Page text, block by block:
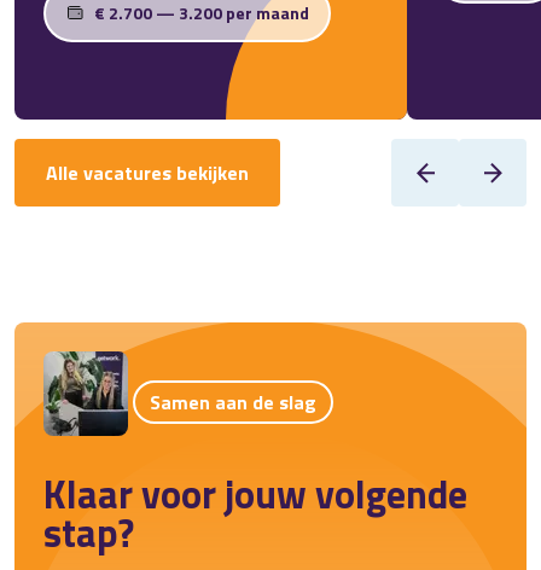
€ 2.700 — 3.200 per maand
Alle vacatures bekijken
Samen aan de slag
Klaar voor jouw volgende
stap?